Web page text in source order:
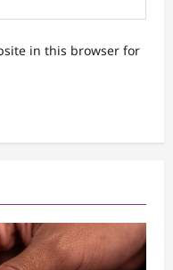
in this browser for